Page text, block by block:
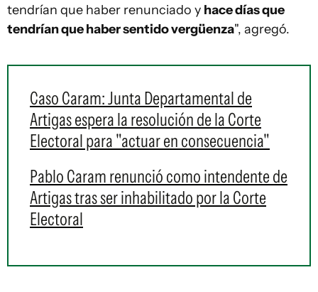
tendrían que haber renunciado y hace días que
tendrían que haber sentido vergüenza", agregó.
Caso Caram: Junta Departamental de
Artigas espera la resolución de la Corte
Electoral para "actuar en consecuencia"
Pablo Caram renunció como intendente de
Artigas tras ser inhabilitado por la Corte
Electoral